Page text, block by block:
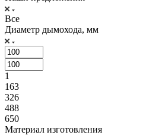
Все
Диаметр дымохода, мм
1
163
326
488
650
Материал изготовления